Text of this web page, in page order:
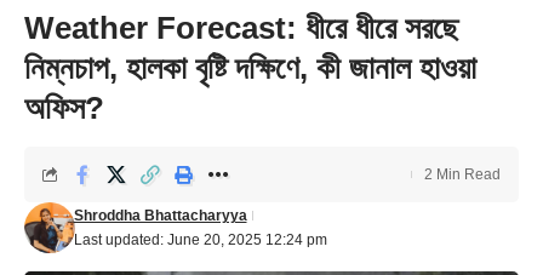
Weather Forecast: ধীরে ধীরে সরছে
নিম্নচাপ, হালকা বৃষ্টি দক্ষিণে, কী জানাল হাওয়া
অফিস?
Last updated: June 20, 2025 12:24 pm
Shroddha Bhattacharyya
2 Min Read